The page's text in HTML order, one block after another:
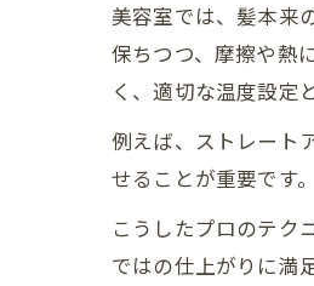
美容室では、髪本来
保ちつつ、摩擦や熱
く、適切な温度設定
例えば、ストレート
せることが重要です
こうしたプロのテク
ではの仕上がりに満